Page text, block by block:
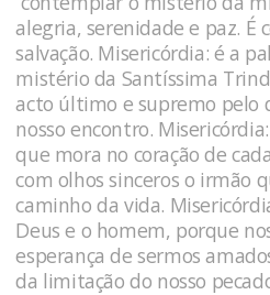
alegria, serenidade e paz. É
salvação. Misericórdia: é a
mistério da Santíssima
acto último e supremo pelo
nosso encontro.
que mora no coração de
com olhos sinceros o irmão
caminho da vida.
Deus e o homem, porque
esperança de sermos
da limitação do nosso